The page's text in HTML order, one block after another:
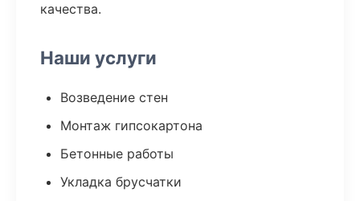
качества.
Наши услуги
Возведение стен
Монтаж гипсокартона
Бетонные работы
Укладка брусчатки